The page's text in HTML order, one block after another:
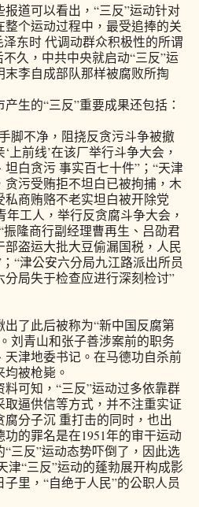
道可以看出，“三反”运动针对
个运动过程中，最受追捧的关
东时 代调动群众积极性的所谓
久，中共中央就启动“三反”运
李自成部队那样被腐败所掏
生的“三反”重要成果还包括：
脚不净，阻挠反贪污斗争被撤
上前线’在该厂举行斗争大会，
白贪污 事实百七十件”；“天津
污受贿拒不坦白已被拘捕，木
商贿赂不老实坦白被开除党
年工人，举行反贪腐斗争大会，
隆商行副经理曹再生、吕劭君
盗运大批大豆偷漏国税，人民
“津公安六分局九江路派出所员
局失于检查应进行深刻检讨”
了此后被称为“新中国反腐第
刘青山和张子善涉案前的职务
津地委书记。在马德功自杀前
被枪毙。
可知，“三反”运动过多依靠群
逼供信等方式，并不注重实证
分子沉 重打击的同时，也出
的罪名是在1951年的审干运动
三反”运动态势吓倒了，因此选
津“三反”运动的蓬勃展开构成影
里，“自绝于人民”的公职人员